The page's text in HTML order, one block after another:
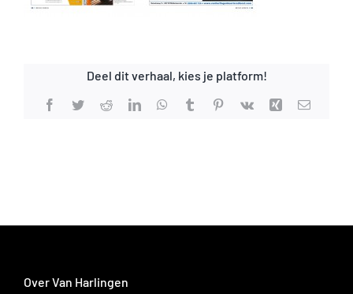
Deel dit verhaal, kies je platform!
Facebook
TwitterRedditLinkedInWhatsApp
TumblrPinterest
Vk Xing E-
Over Van Harlingen